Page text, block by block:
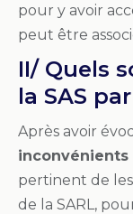
pour y avoir
peut être
II/ Quels
la SAS
Après avoir
inconvénients
pertinent de
de la SARL,